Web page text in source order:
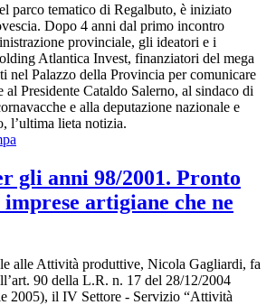
parco tematico di Regalbuto, è iniziato
Dopo 4 anni dal primo incontro
provinciale, gli ideatori e i
Atlantica Invest, finanziatori del mega
nel Palazzo della Provincia per comunicare
al Presidente Cataldo Salerno, al sindaco di
e alla deputazione nazionale e
l’ultima lieta notizia.
gli anni 98/2001. Pronto
imprese artigiane che ne
alle Attività produttive, Nicola Gagliardi, fa
90 della L.R. n. 17 del 28/12/2004
2005), il IV Settore - Servizio “Attività